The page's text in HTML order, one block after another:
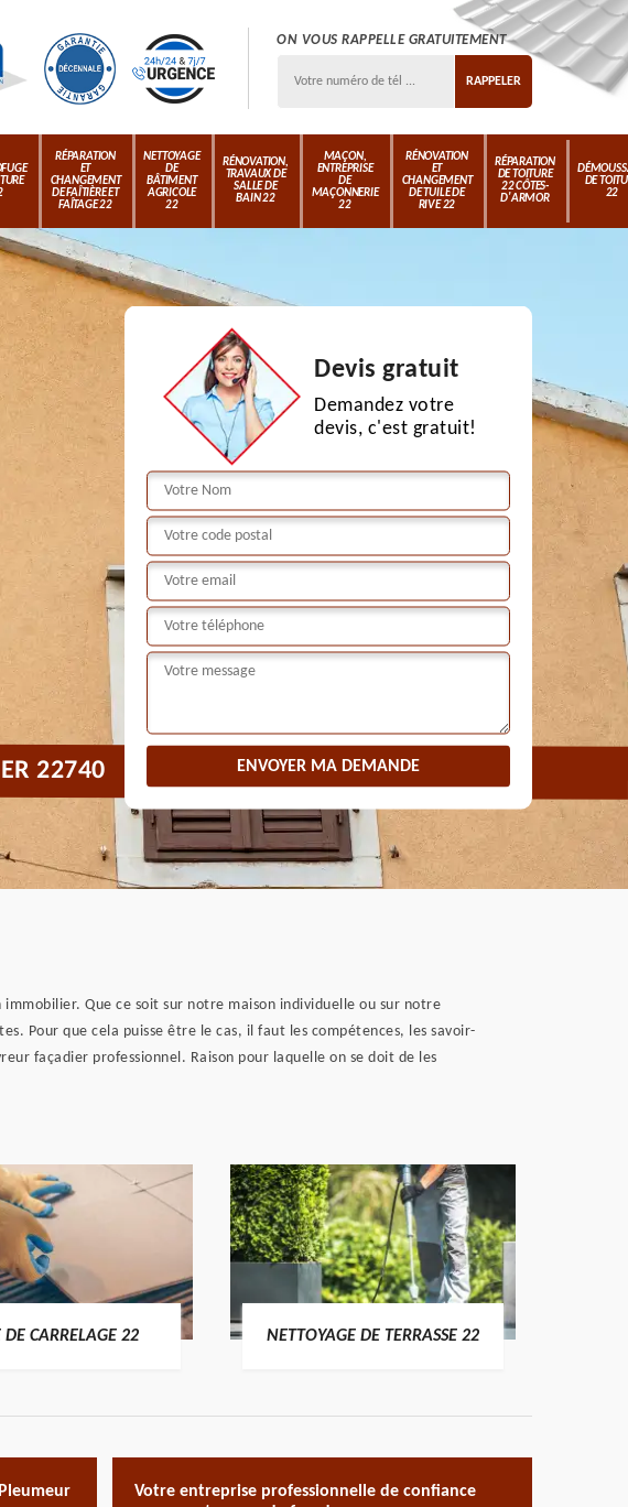
ON VOUS RAPPELLE GRATUITEMENT
RÉPARATION
ET
CHANGEMENT
DE FAÎTIÈRE ET
FAÎTAGE 22
NETTOYAGE
DE
BÂTIMENT
AGRICOLE
22
RÉNOVATION,
TRAVAUX DE
SALLE DE
BAIN 22
MAÇON,
ENTREPRISE
DE
MAÇONNERIE
22
RÉNOVATION
ET
CHANGEMENT
DE TUILE DE
RIVE 22
RÉPARATION
DE TOITURE
22 CÔTES-
D'ARMOR
DE
22
Devis gratuit
Demandez votre
devis, c'est gratuit!
22740
Que ce soit sur notre maison individuelle ou sur notre
Pour que cela puisse être le cas, il faut les compétences, les savoir-
façadier professionnel. Raison pour laquelle on se doit de les
DE CARRELAGE 22 NETTOYAGE DE TERRASSE 22
Votre entreprise professionnelle de confiance